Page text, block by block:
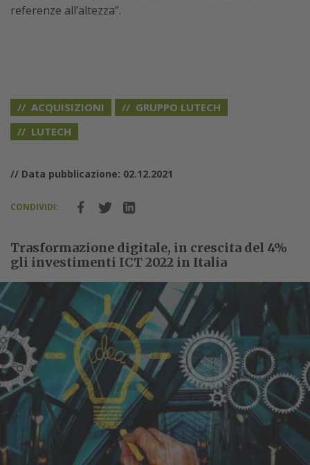
referenze all’altezza”.
ACQUISIZIONI
GRUPPO LUTECH
LUTECH
// Data pubblicazione: 02.12.2021
CONDIVIDI:
Trasformazione digitale, in crescita del 4%
gli investimenti ICT 2022 in Italia